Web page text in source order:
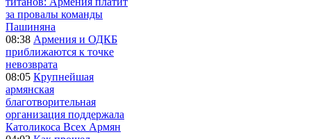
за провалы команды
Пашиняна
08:38 Армения и ОДКБ
приближаются к точке
невозврата
08:05 Крупнейшая
армянская
благотворительная
организация поддержала
Католикоса Всех Армян